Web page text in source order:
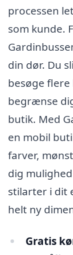
processen
som kunde.
din dør. Du
besøge
begrænse
butik. Med
en mobil
farver,
dig
stilarter i dit
helt ny
Gratis